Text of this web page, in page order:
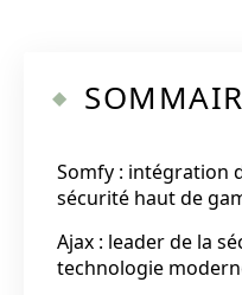
Somfy : intégration
sécurité haut de
Ajax : leader de la
technologie